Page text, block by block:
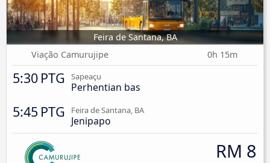
Feira de Santana, BA
Viação Camurujipe
0h 15m
5:30 PTG Sapeaçu
Perhentian bas
5:45 PTG Feira de Santana, BA
Jenipapo
RM 8